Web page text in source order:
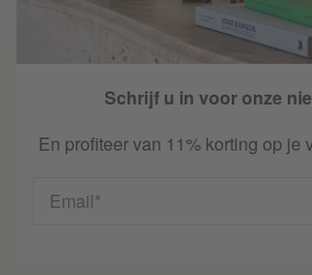
Schrijf u in voor onze
En profiteer van 11% korting op je
Email*